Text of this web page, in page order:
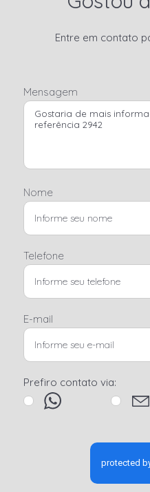
Entre em contato
Mensagem
Nome
Telefone
E-mail
Prefiro contato via: